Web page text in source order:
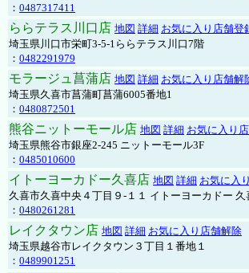
： 0487317411
ららテラス川口店 地図 詳細 お気に入り店舗登
埼玉県川口市栄町3-5-1ららテラス川口7階
： 0482291979
モラージュ菖蒲店 地図 詳細 お気に入り店舗解
埼玉県久喜市菖蒲町菖蒲6005番地1
： 0480872501
熊谷ニットーモール店 地図 詳細 お気に入り
埼玉県熊谷市銀座2-245 ニットーモール3F
： 0485010600
イトーヨーカドー久喜店 地図 詳細 お気に入
久喜市久喜中央４丁目９-１１ イトーヨーカドー 久
： 0480261281
レイクタウン店 地図 詳細 お気に入り店舗解除
埼玉県越谷市レイクタウン３丁目１番地１
： 0489901251